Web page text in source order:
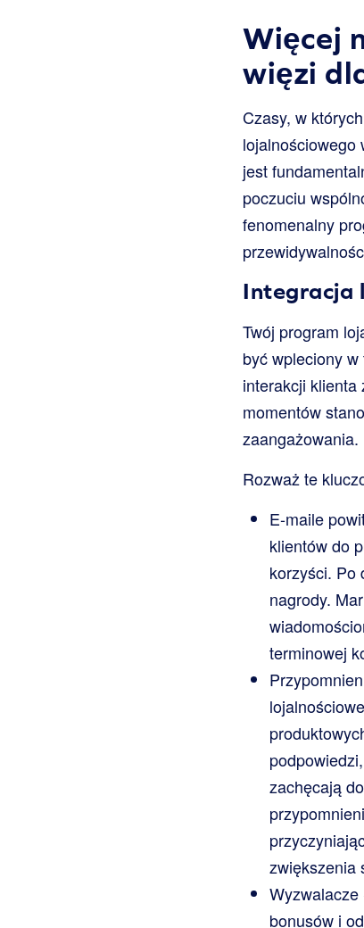
Więcej
więzi
Czasy, w
lojalnościowego
jest
poczuciu
fenomenalny
Integracja
Twój program
być wpleciony
interakcji klienta
momentów
zaangażowania.
Rozważ te
E-maile
klientów do
korzyści. Po
nagrody.
terminowej
zachęcają
zwiększenia
bonusów i